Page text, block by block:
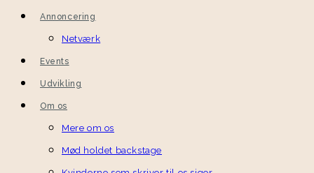
Annoncering
Netværk
Events
Udvikling
Om os
Mere om os
Mød holdet backstage